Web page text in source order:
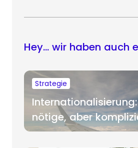
Hey… wir haben auch
Strategie
nötige, aber
für Startups